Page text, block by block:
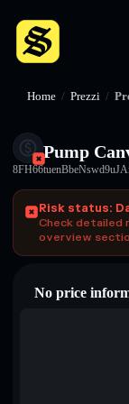
Home / Prezzi /
Pump
Risk status:
Check detailed
overview
No price